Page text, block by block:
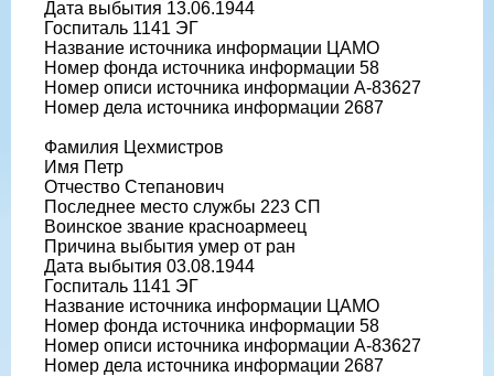
Дата выбытия 13.06.1944
Госпиталь 1141 ЭГ
Название источника информации ЦАМО
Номер фонда источника информации 58
Номер описи источника информации А-83627
Номер дела источника информации 2687
Фамилия Цехмистров
Имя Петр
Отчество Степанович
Последнее место службы 223 СП
Воинское звание красноармеец
Причина выбытия умер от ран
Дата выбытия 03.08.1944
Госпиталь 1141 ЭГ
Название источника информации ЦАМО
Номер фонда источника информации 58
Номер описи источника информации А-83627
Номер дела источника информации 2687